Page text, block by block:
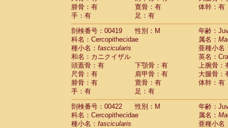
腓骨：有
寛骨：有
体幹：有
手：有
足：有
剖検番号：00419
性別：M
年齢：
科名：Cercopithecidae
属名：
種小名： fascicularis
亜種小名
和名：カニクイザル
英名：
頭蓋骨：有
下顎骨：有
上腕骨：
尺骨：有
肩甲骨：有
大腿骨：
腓骨：有
寛骨：有
体幹：有
手：有
足：有
剖検番号：00422
性別：M
年齢：
科名：Cercopithecidae
属名：
種小名： fascicularis
亜種小名